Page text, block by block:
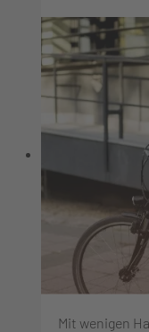
Mit wenigen